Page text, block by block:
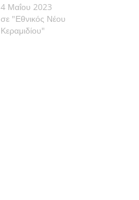
4 Μαΐου 2023
σε "Εθνικός Νέου
Κεραμιδίου"